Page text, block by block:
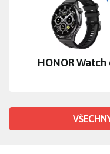
HONOR Watch